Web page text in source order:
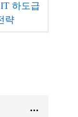
하도급
략